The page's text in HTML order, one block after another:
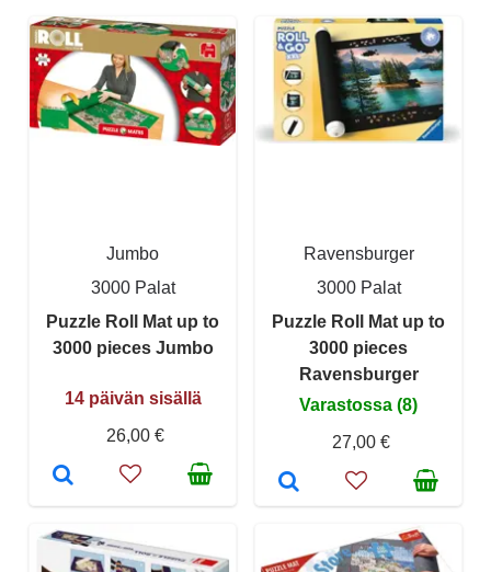
Jumbo
3000 Palat
Puzzle Roll Mat up to
3000 pieces Jumbo
14 päivän sisällä
26,00 €
Ravensburger
3000 Palat
Puzzle Roll Mat up to
3000 pieces
Ravensburger
Varastossa (8)
27,00 €